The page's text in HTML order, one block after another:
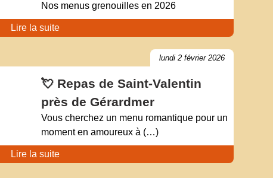
Nos menus grenouilles en 2026
Lire la suite
lundi 2 février 2026
💘 Repas de Saint-Valentin
près de Gérardmer
Vous cherchez un menu romantique pour un
moment en amoureux à (…)
Lire la suite